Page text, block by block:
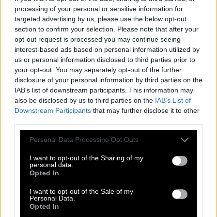
processing of your personal or sensitive information for
targeted advertising by us, please use the below opt-out
section to confirm your selection. Please note that after your
opt-out request is processed you may continue seeing
interest-based ads based on personal information utilized by
us or personal information disclosed to third parties prior to
your opt-out. You may separately opt-out of the further
disclosure of your personal information by third parties on the
IAB’s list of downstream participants. This information may
also be disclosed by us to third parties on the IAB’s List of
Downstream Participants that may further disclose it to other
Please note that this website/app uses one or more Google
not limited to your visit or usage behaviour. You may click to
grant or deny consent to Google and its third-party tags to
use your data for below specified purposes in below Google
consent section.
Personal Data Processing Opt Outs
I want to opt-out of the Sharing of my
personal data.
Opted In
I want to opt-out of the Sale of my
Personal Data.
Opted In
Οι περισσότεροι από εμάς, αφού σκουπίσαμε τα
δάκρυα της συγκίνησης και κορδωθήκαμε από
εθνική υπερηφάνεια για τον ένδοξο λαό μας,
«μείναμε» στο ότι μια γερμανική εκπομπή δικαιώνει
τους «καλούς» Έλληνες και τα βάζει με τους
«κακούς» Γερμανούς. Ελάχιστοι αναρωτηθήκαμε
ποια τύχη θα είχε μια εκπομπή στη δική μας
κρατική (ΝΕΡΙΤ ή ΕΡΤ, δεν θα κολλήσουμε εδώ)
Κατοχή ή το θέμα της Κύπρου. Και μάλιστα σε ώρα
αιχμής. Και κάπου εκεί ξεχάσαμε τον Αριστοφάνη,
που όταν αποφάσιζε να σατιρίσει δεν άφηνε
τίποτα όρθιο, ακόμη και τους νεκρούς.